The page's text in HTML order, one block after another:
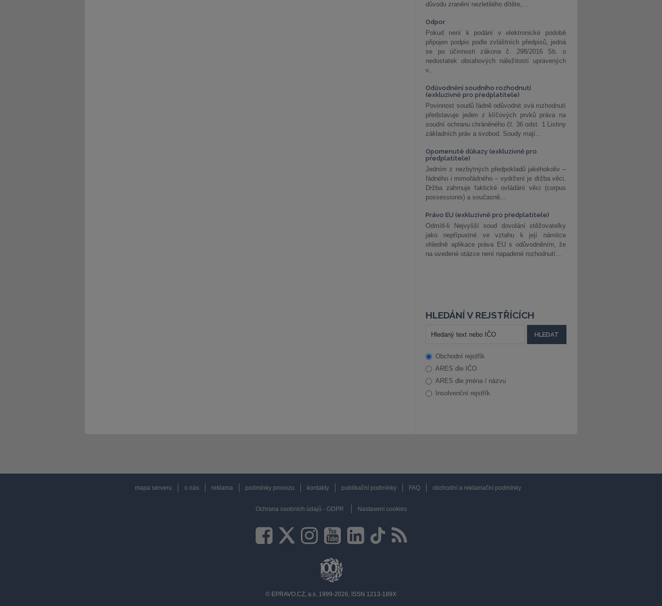
důvodu zranění nezletilého dítěte,...
Odpor
Pokud není k podání v elektronické podobě
připojen podpis podle zvláštních předpisů, jedná
se po účinnosti zákona č. 298/2016 Sb. o
nedostatek obsahových náležitostí upravených
v...
Odůvodnění soudního rozhodnutí
(exkluzivně pro předplatitele)
Povinnost soudů řádně odůvodnit svá rozhodnutí
představuje jeden z klíčových prvků práva na
soudní ochranu chráněného čl. 36 odst. 1 Listiny
základních práv a svobod. Soudy mají...
Opomenuté důkazy (exkluzivně pro
předplatitele)
Jedním z nezbytných předpokladů jakéhokoliv –
řádného i mimořádného – vydržení je držba věci.
Držba zahrnuje faktické ovládání věci (corpus
possessionis) a současně...
Právo EU (exkluzivně pro předplatitele)
Odmítl-li Nejvyšší soud dovolání stěžovatelky
jako nepřípustné ve vztahu k její námitce
ohledně aplikace práva EU s odůvodněním, že
na uvedené otázce není napadené rozhodnutí...
HLEDÁNÍ V REJSTŘÍCÍCH
Obchodní rejstřík
ARES dle IČO
ARES dle jména / názvu
Insolvenční rejstřík
mapa serveru o nás reklama podmínky provozu kontakty publikační podmínky FAQ obchodní a reklamační podmínky
Ochrana osobních údajů - GDPR Nastavení cookies
© EPRAVO.CZ, a.s. 1999-2026, ISSN 1213-189X